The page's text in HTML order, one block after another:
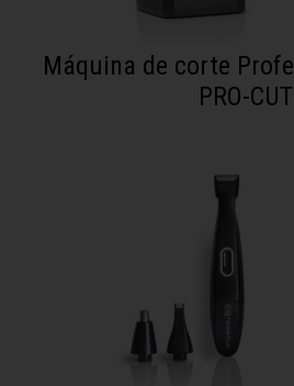
Máquina de corte
PRO-CUT